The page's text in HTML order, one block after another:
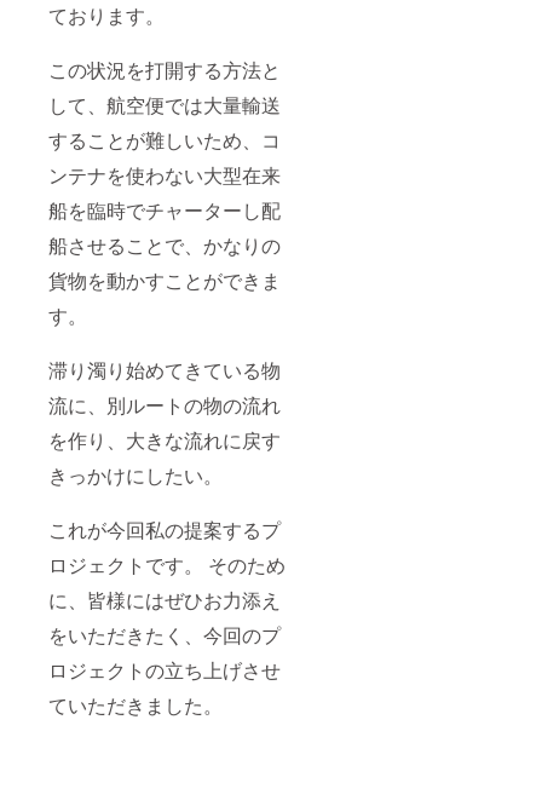
ております。
この状況を打開する⽅法と
して、航空便では⼤量輸送
することが難しいため、コ
ンテナを使わない⼤型在来
船を臨時でチャーターし配
船させることで、かなりの
貨物を動かすことができま
す。
滞り濁り始めてきている物
流に、別ルートの物の流れ
を作り、⼤きな流れに戻す
きっかけにしたい。
これが今回私の提案するプ
ロジェクトです。 そのため
に、皆様にはぜひお⼒添え
をいただきたく、今回のプ
ロジェクトの⽴ち上げさせ
ていただきました。